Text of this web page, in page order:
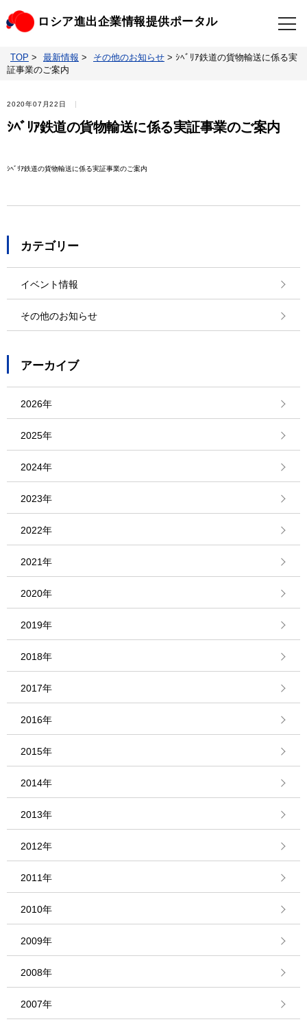
ロシア進出企業情報提供ポータル
TOP
ビジネスニュースクリップ
TOP > 最新情報 > その他のお知らせ > ｼﾍﾞﾘｱ鉄道の貨物輸送に係る実
証事業のご案内
2020年07月22日
ｼﾍﾞﾘｱ鉄道の貨物輸送に係る実証事業のご案内
ｼﾍﾞﾘｱ鉄道の貨物輸送に係る実証事業のご案内
カテゴリー
イベント情報
その他のお知らせ
アーカイブ
2026年
2025年
2024年
2023年
2022年
2021年
2020年
2019年
2018年
2017年
2016年
2015年
2014年
2013年
2012年
2011年
2010年
2009年
2008年
2007年